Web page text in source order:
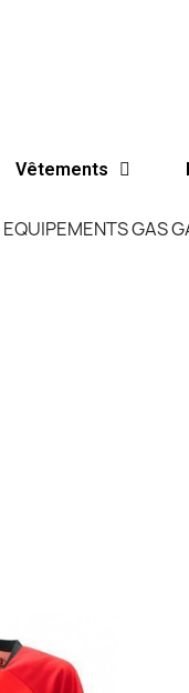
Vêtements
EQUIPEMENTS GAS